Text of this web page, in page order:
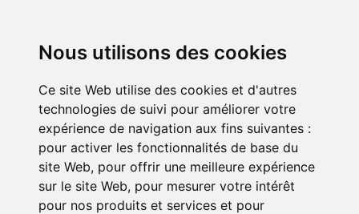
Nous utilisons des cookies
Ce site Web utilise des cookies et d'autres
technologies de suivi pour améliorer votre
expérience de navigation aux fins suivantes :
pour activer les fonctionnalités de base du
site Web, pour offrir une meilleure expérience
sur le site Web, pour mesurer votre intérêt
pour nos produits et services et pour